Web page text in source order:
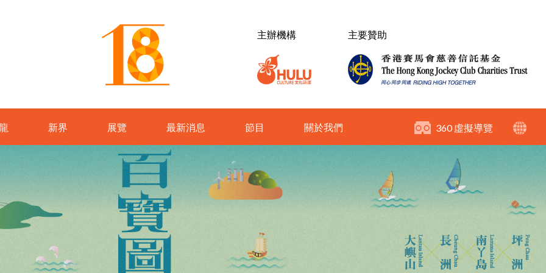
主辦機構 主要贊助
360 虛擬導覽
新界 展覽 最新消息 節目 關於我們